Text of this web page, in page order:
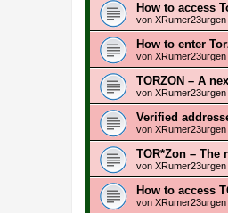
How to access
von XRumer23urgen
How to enter
von XRumer23urgen
ТОRZON – A
von XRumer23urgen
Verified
von XRumer23urgen
TOR*Zon – The
von XRumer23urgen
How to access
von XRumer23urgen